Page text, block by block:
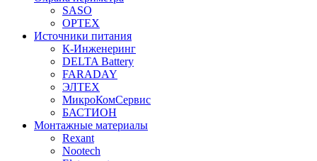
SASO
OPTEX
Источники питания
К-Инженеринг
DELTA Battery
FARADAY
ЭЛТЕХ
МикроКомСервис
БАСТИОН
Монтажные материалы
Rexant
Nootech